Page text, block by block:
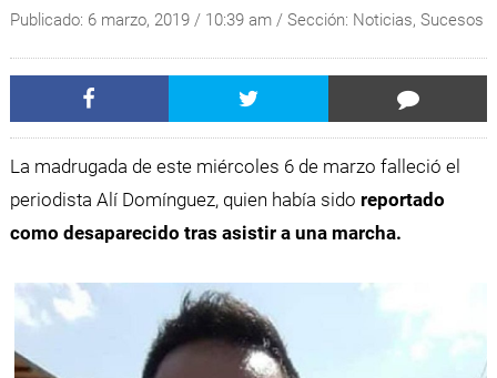
Publicado: 6 marzo, 2019/ 10:39 am / Sección: Noticias, Sucesos
La madrugada de este miércoles 6 de marzo falleció el
periodista Alí Domínguez, quien había sido reportado
como desaparecido tras asistir a una marcha.